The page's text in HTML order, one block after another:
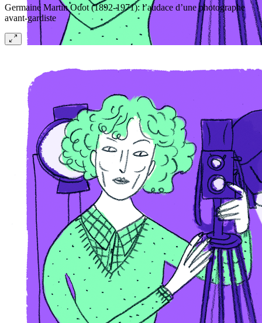
Germaine Martin Odot (1892-1971): l’audace d’une photographe
avant-gardiste